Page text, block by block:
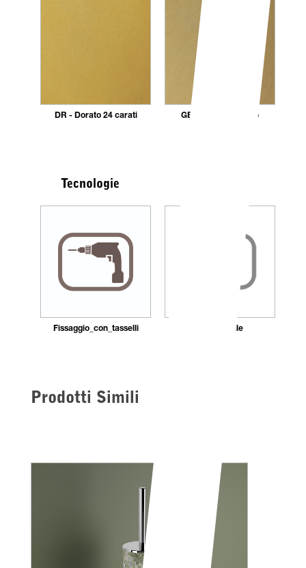
DR - Dorato 24 carati GB - Oro Spazzolato
Tecnologie
Fissaggio_con_tasselli Ricaricabile
Prodotti Simili